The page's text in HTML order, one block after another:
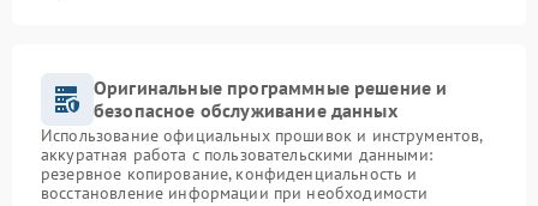
Оригинальные программные решение и
безопасное обслуживание данных
Использование официальных прошивок и инструментов,
аккуратная работа с пользовательскими данными:
резервное копирование, конфиденциальность и
восстановление информации при необходимости